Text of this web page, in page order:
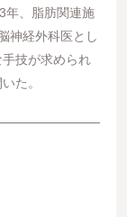
年、脂肪関連施
神経外科医とし
技が求められ
た。